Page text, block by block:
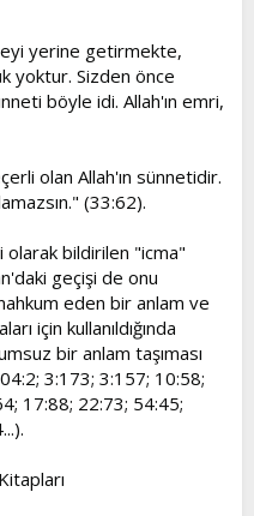
yerine getirmekte,
yoktur. Sizden önce
böyle idi. Allah'ın emri,
olan Allah'ın sünnetidir.
(33:62).
olarak bildirilen "icma"
geçişi de onu
eden bir anlam ve
için kullanıldığında
bir anlam taşıması
3:173; 3:157; 10:58;
17:88; 22:73; 54:45;